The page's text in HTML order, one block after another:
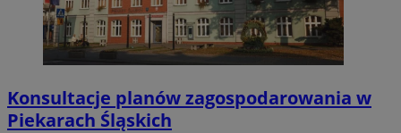
Konsultacje planów zagospodarowania w
Piekarach Śląskich